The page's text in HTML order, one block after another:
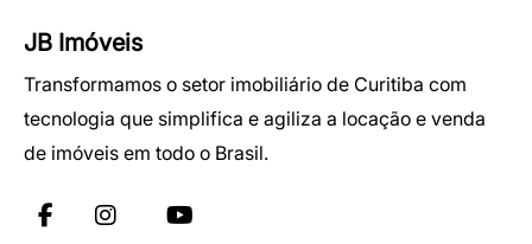
JB Imóveis
Transformamos o setor imobiliário de Curitiba com
tecnologia que simplifica e agiliza a locação e venda
de imóveis em todo o Brasil.